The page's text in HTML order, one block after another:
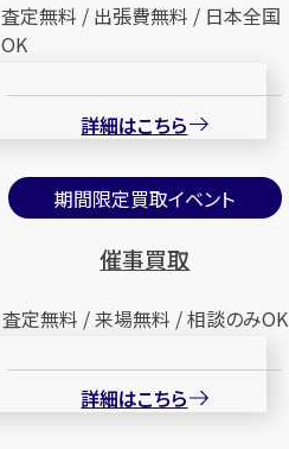
査定無料 / 出張費無料 / 日本全国
OK
詳細はこちら
期間限定買取イベント
催事買取
査定無料 / 来場無料 / 相談のみOK
詳細はこちら